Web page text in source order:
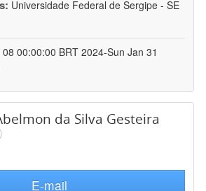
Universidade Federal de Sergipe - SE
00:00:00 BRT 2024-Sun Jan 31
da Silva Gesteira
E-mail